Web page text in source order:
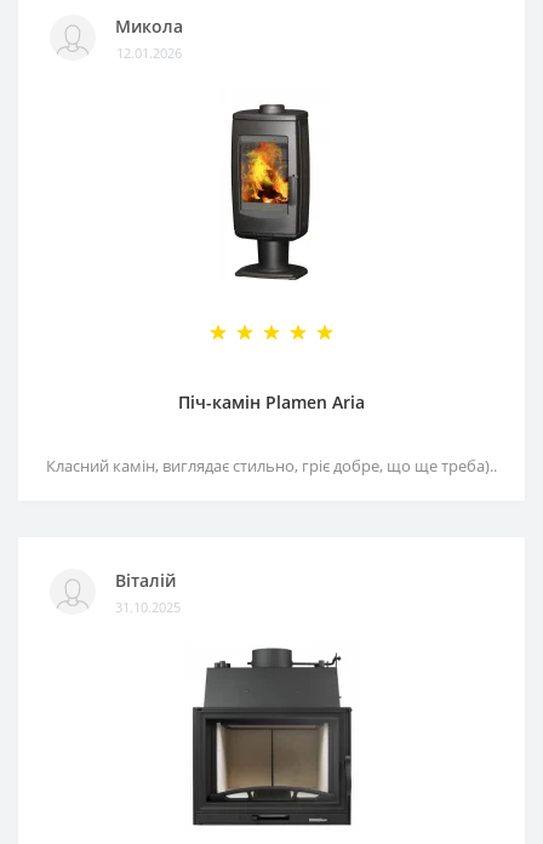
Микола
12.01.2026
Піч-камін Plamen Aria
Класний камін, виглядає стильно, гріє добре, що ще треба)..
Віталій
31.10.2025